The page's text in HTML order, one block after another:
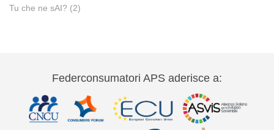
Tu che ne sAI? (2)
Federconsumatori APS aderisce a: